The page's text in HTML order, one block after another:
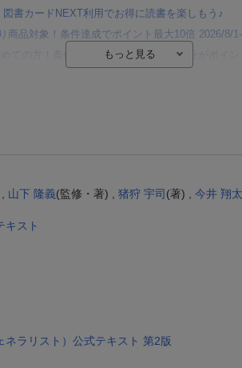
図書カードNEXT利用でお得に読書を楽しもう♪
商品対象！条件達成でポイント最大10倍 2026/8/
めての方！条件達成で楽天ブックス購入分がポイン
山下 隆義(監修・著) , 猪狩 宇司 (著) , 今井 翔太
キスト
ラリスト）公式テキスト 第2版